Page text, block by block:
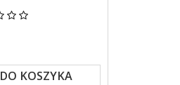
DO KOSZYKA